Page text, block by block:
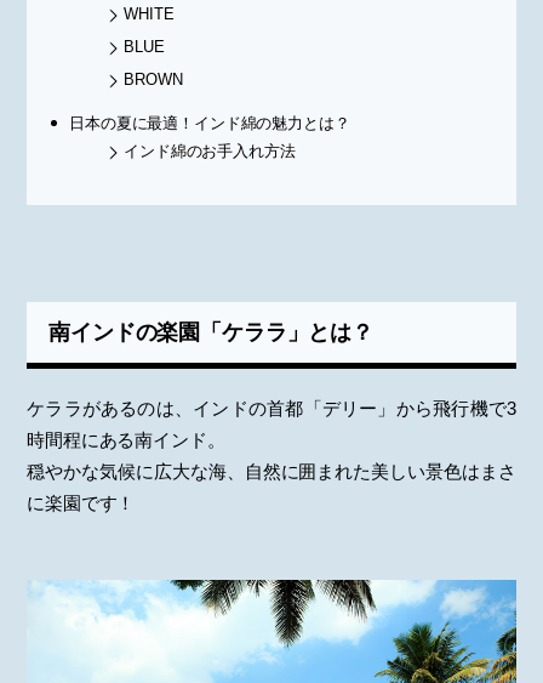
WHITE
BLUE
BROWN
日本の夏に最適！インド綿の魅力とは？
インド綿のお手入れ方法
南インドの楽園「ケララ」とは？
ケララがあるのは、インドの首都「デリー」から飛行機で3
時間程にある南インド。
穏やかな気候に広大な海、自然に囲まれた美しい景色はまさ
に楽園です！